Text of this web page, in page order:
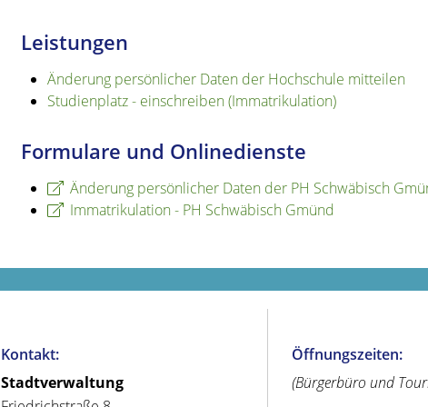
Leistungen
Änderung persönlicher Daten der Hochschule mitteilen
Studienplatz - einschreiben (Immatrikulation)
Formulare und Onlinedienste
Änderung persönlicher Daten der PH Schwäbisch
Immatrikulation - PH Schwäbisch Gmünd
Kontakt:
Stadtverwaltung
Öffnungszeiten:
(Bürgerbüro und